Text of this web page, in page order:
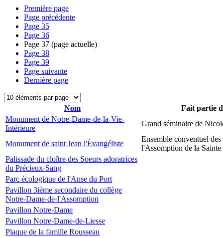
Première page
Page précédente
Page 35
Page 36
Page 37 (page actuelle)
Page 38
Page 39
Page suivante
Dernière page
Nom
Fait partie
Monument de Notre-Dame-de-la-Vie-
Intérieure
Grand séminaire de
Monument de saint Jean l'Évangéliste
Ensemble conventuel des
l'Assomption de la
Palissade du cloître des Soeurs adoratrices
du Précieux-Sang
Parc écologique de l'Anse du Port
Pavillon 3ième secondaire du collège
Notre-Dame-de-l'Assomption
Pavillon Notre-Dame
Pavillon Notre-Dame-de-Liesse
Plaque de la famille Rousseau